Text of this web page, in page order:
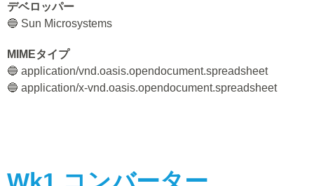
デベロッパー
🔵 Sun Microsystems
MIMEタイプ
🔵 application/vnd.oasis.opendocument.spreadsheet
🔵 application/x-vnd.oasis.opendocument.spreadsheet